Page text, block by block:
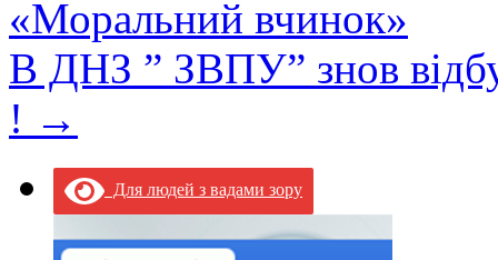
«Моральний вчинок»
В ДНЗ ” ЗВПУ” знов
! →
Для людей з вадами зору